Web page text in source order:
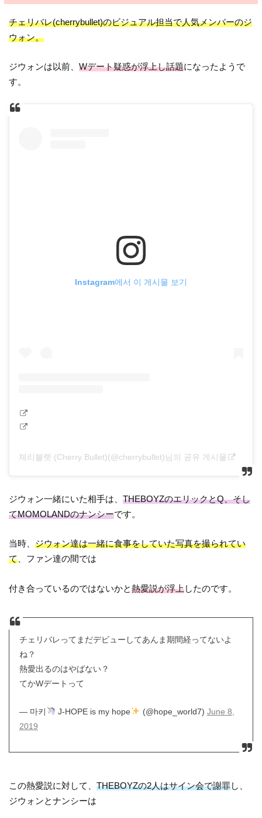
チェリバレ(cherrybullet)のビジュアル担当で人気メンバーのジ
ウォン。
ジウォンは以前、Wデート疑惑が浮上し話題になったようで
す。
Instagram에서 이 게시물 보기
체리블렛 (Cherry Bullet)(@cherrybullet)님의 공유 게시물
ジウォン一緒にいた相手は、THEBOYZのエリックとQ、そし
てMOMOLANDのナンシーです。
当時、ジウォン達は一緒に食事をしていた写真を撮られてい
て、ファン達の間では
付き合っているのではないかと熱愛説が浮上したのです。
チェリバレってまだデビューしてあんま期間経ってないよ
ね？
熱愛出るのはやばない？
てかWデートって
— 마키 J-HOPE is my hope (@hope_world7) June 8,
2019
この熱愛説に対して、THEBOYZの2人はサイン会で謝罪し、
ジウォンとナンシーは